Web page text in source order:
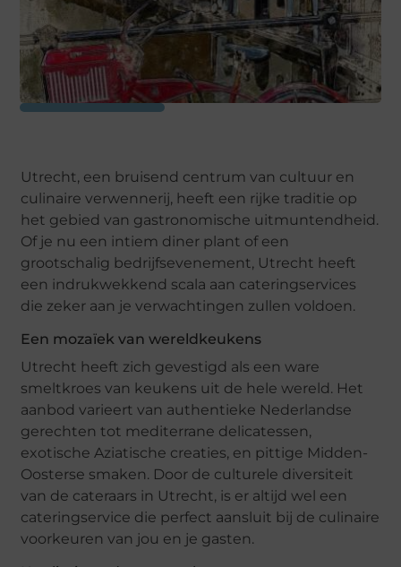
Utrecht, een bruisend centrum van cultuur en
culinaire verwennerij, heeft een rijke traditie op
het gebied van gastronomische uitmuntendheid.
Of je nu een intiem diner plant of een
grootschalig bedrijfsevenement, Utrecht heeft
een indrukwekkend scala aan cateringservices
die zeker aan je verwachtingen zullen voldoen.
Een mozaïek van wereldkeukens
Utrecht heeft zich gevestigd als een ware
smeltkroes van keukens uit de hele wereld. Het
aanbod varieert van authentieke Nederlandse
gerechten tot mediterrane delicatessen,
exotische Aziatische creaties, en pittige Midden-
Oosterse smaken. Door de culturele diversiteit
van de cateraars in Utrecht, is er altijd wel een
cateringservice die perfect aansluit bij de culinaire
voorkeuren van jou en je gasten.